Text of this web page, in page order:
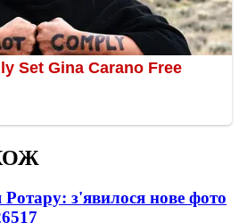
з'явилося нове фото